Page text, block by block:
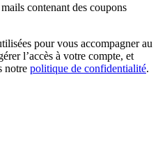
contenant des coupons
pour vous accompagner au
l’accès à votre compte, et
notre politique de confidentialité.